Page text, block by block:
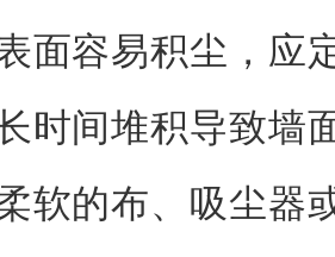
面容易积尘，应
时间堆积导致墙
软的布、吸尘器